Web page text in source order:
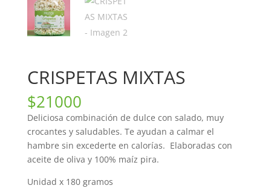
CRISPETAS MIXTAS
$21000
Deliciosa combinación de dulce con salado, muy
crocantes y saludables. Te ayudan a calmar el
hambre sin excederte en calorías. Elaboradas con
aceite de oliva y 100% maíz pira.
Unidad x 180 gramos